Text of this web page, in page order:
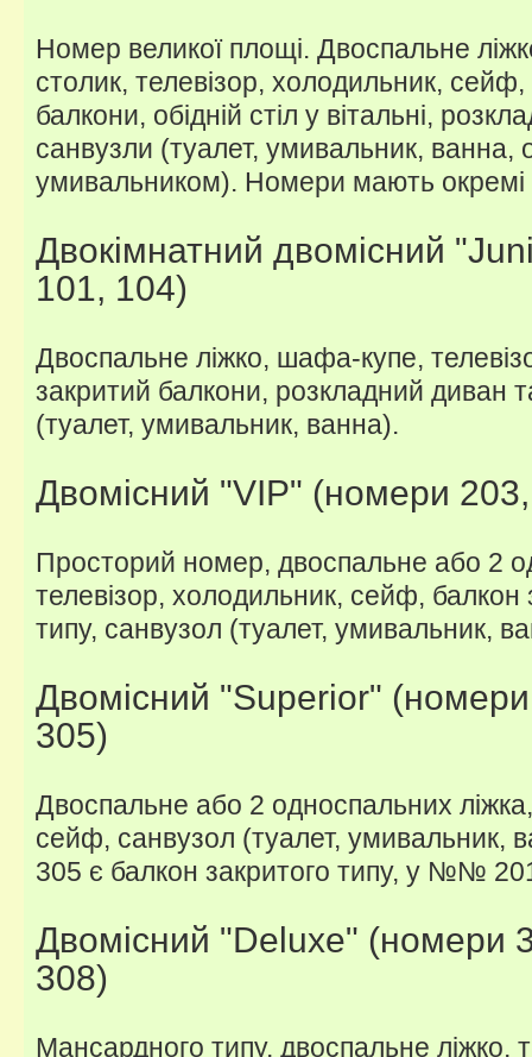
Номер великої площі. Двоспальне
столик, телевізор, холодильник, сейф,
балкони, обідній стіл у вітальні,
санвузли (туалет, умивальник, ванна,
умивальником). Номери мають окремі
Двокімнатний двомісний
101, 104)
Двоспальне ліжко, шафа-купе,
закритий балкони, розкладний диван
(туалет, умивальник, ванна).
Двомісний "VIP" (номери
Просторий номер, двоспальне або 2
телевізор, холодильник, сейф, балкон
типу, санвузол (туалет, умивальник,
Двомісний "Superior"
305)
Двоспальне або 2 односпальних
сейф, санвузол (туалет,
305 є балкон закритого типу, у №№
Двомісний "Deluxe" (номери
308)
Мансардного типу, двоспальне ліжко,